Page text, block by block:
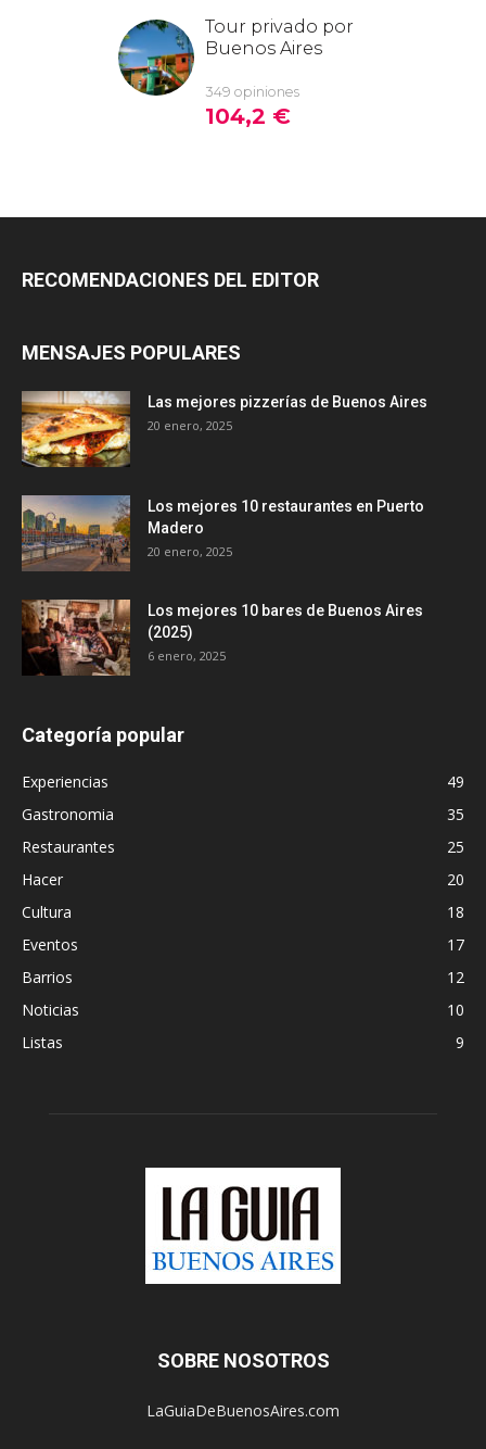
RECOMENDACIONES DEL EDITOR
MENSAJES POPULARES
Las mejores pizzerías de Buenos Aires
20 enero, 2025
Los mejores 10 restaurantes en Puerto
Madero
20 enero, 2025
Los mejores 10 bares de Buenos Aires
(2025)
6 enero, 2025
Categoría popular
Experiencias
49
Gastronomia
35
Restaurantes
25
Hacer
20
Cultura
18
Eventos
17
Barrios
12
Noticias
10
Listas
9
SOBRE NOSOTROS
LaGuiaDeBuenosAires.com